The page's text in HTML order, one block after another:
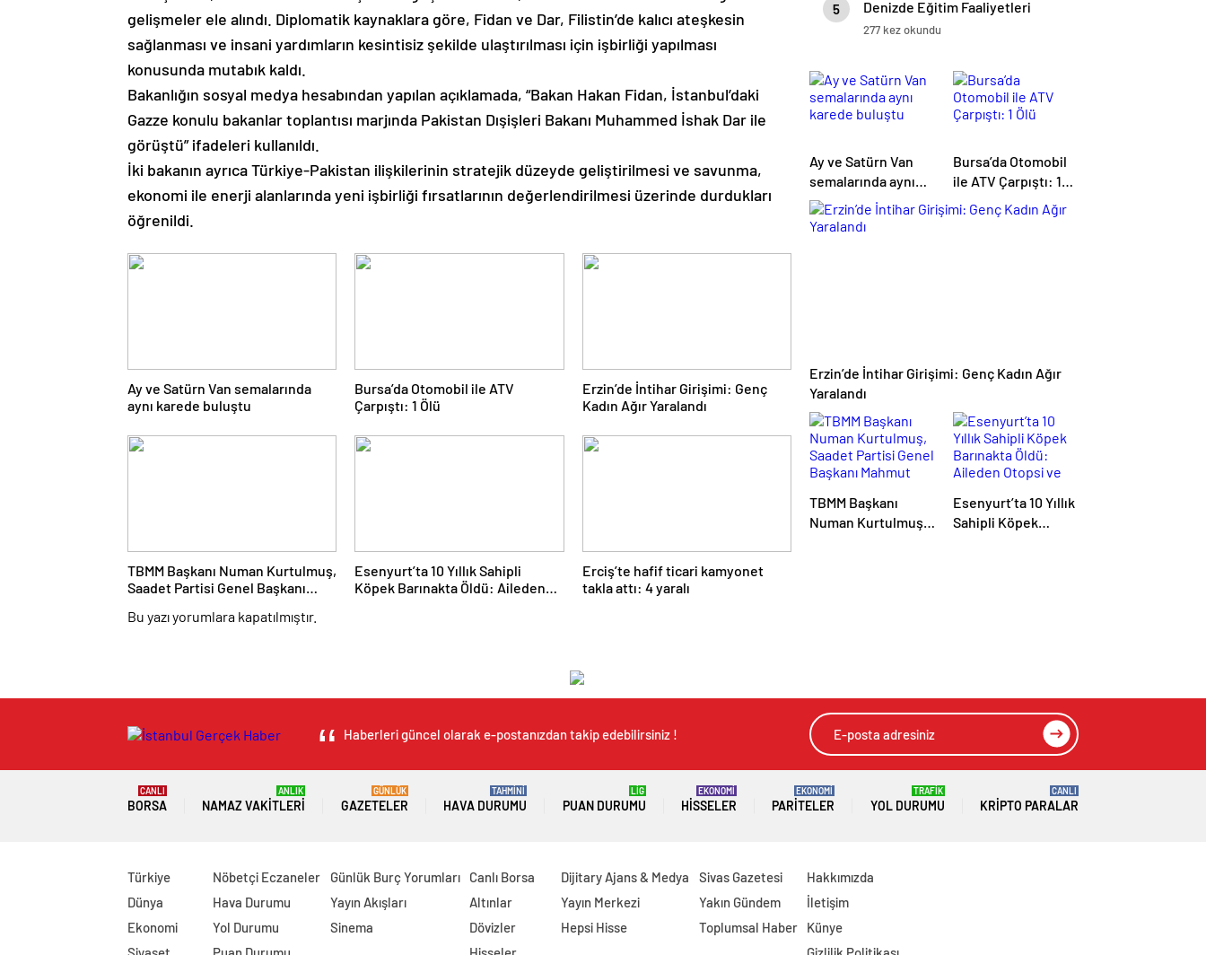
gelişmeler ele alındı. Diplomatik kaynaklara göre, Fidan ve Dar, Filistin’de kalıcı ateşkesin
sağlanması ve insani yardımların kesintisiz şekilde ulaştırılması için işbirliği yapılması
konusunda mutabık kaldı.
Bakanlığın sosyal medya hesabından yapılan açıklamada, “Bakan Hakan Fidan, İstanbul’daki
Gazze konulu bakanlar toplantısı marjında Pakistan Dışişleri Bakanı Muhammed İshak Dar ile
görüştü” ifadeleri kullanıldı.
İki bakanın ayrıca Türkiye-Pakistan ilişkilerinin stratejik düzeyde geliştirilmesi ve savunma,
ekonomi ile enerji alanlarında yeni işbirliği fırsatlarının değerlendirilmesi üzerinde durdukları
öğrenildi.
Ay ve Satürn Van semalarında
aynı karede buluştu
Bursa’da Otomobil ile ATV
Çarpıştı: 1 Ölü
Erzin’de İntihar Girişimi: Genç
Kadın Ağır Yaralandı
TBMM Başkanı Numan Kurtulmuş,
Saadet Partisi Genel Başkanı
Esenyurt’ta 10 Yıllık Sahipli
Köpek Barınakta Öldü: Aileden
Erciş’te hafif ticari kamyonet
takla attı: 4 yaralı
Bu yazı yorumlara kapatılmıştır.
5
Denizde Eğitim Faaliyetleri
Başarıyla İcra Edildi
277 kez okundu
Ay ve Satürn Van
semalarında aynı
karede buluştu
Bursa’da Otomobil
ile ATV Çarpıştı: 1
Ölü
Erzin’de İntihar Girişimi: Genç Kadın Ağır
Yaralandı
TBMM Başkanı
Numan Kurtulmuş,
Esenyurt’ta 10 Yıllık
Sahipli Köpek
Haberleri güncel olarak e-postanızdan takip edebilirsiniz !
BORSA
CANLI
NAMAZ VAKITLERI
ANLIK
GAZETELER
GÜNLÜK
HAVA DURUMU
TAHMİNİ
PUAN DURUMU
LİG
HISSELER
EKONOMİ
PARITELER
EKONOMİ
YOL DURUMU
TRAFİK
KRIPTO PARALAR
CANLI
Türkiye
Dünya
Ekonomi
Nöbetçi Eczaneler
Hava Durumu
Yol Durumu
Günlük Burç Yorumları
Yayın Akışları
Sinema
Canlı Borsa
Altınlar
Dövizler
Dijitary Ajans & Medya
Yayın Merkezi
Hepsi Hisse
Sivas Gazetesi
Yakın Gündem
Toplumsal Haber
Hakkımızda
İletişim
Künye